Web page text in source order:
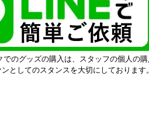
のグッズの購入は、スタッフの個人の購
としてのスタンスを大切にしております。